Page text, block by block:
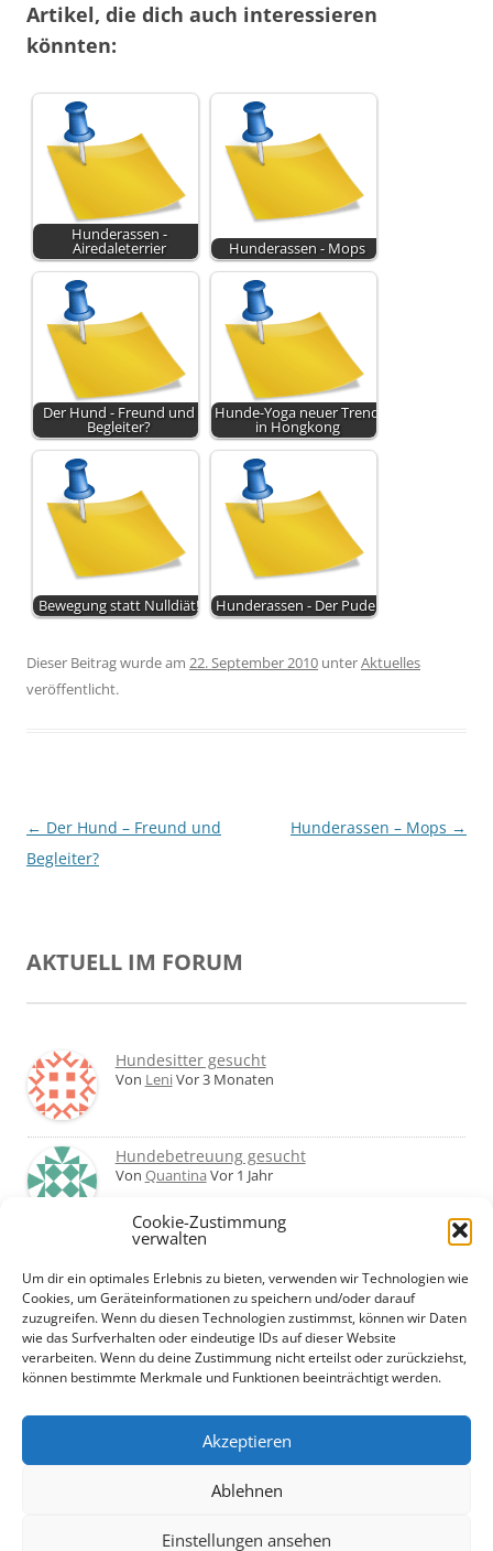
Cookie-Zustimmung
verwalten
Um dir ein optimales Erlebnis zu bieten, verwenden wir Technologien wie
Cookies, um Geräteinformationen zu speichern und/oder darauf
zuzugreifen. Wenn du diesen Technologien zustimmst, können wir Daten
wie das Surfverhalten oder eindeutige IDs auf dieser Website
verarbeiten. Wenn du deine Zustimmung nicht erteilst oder zurückziehst,
können bestimmte Merkmale und Funktionen beeinträchtigt werden.
Akzeptieren
Ablehnen
Einstellungen ansehen
Artikel, die dich auch interessieren
könnten:
Hunderassen -
Airedaleterrier Hunderassen - Mops
Der Hund - Freund und
Begleiter?
Hunde-Yoga neuer Trend
in Hongkong
Bewegung statt Nulldiät! Hunderassen - Der Pudel
Dieser Beitrag wurde am 22. September 2010 unterAktuelles
veröffentlicht.
Beitragsnavigation
← Der Hund – Freund und
Begleiter?
Hunderassen – Mops →
AKTUELL IM FORUM
Hundesitter gesucht
Von LeniVor 3 Monaten
Hundebetreuung gesucht
Von Quantina Vor 1 Jahr
Was haltet ihr von Hundetagesstätten?
Erfahrungen?
VonMartin Vor 2 Jahren
Urlaub mit Hund... Tipps für hundefreundliche
Unterkünfte?
VonBeateVor 2 Jahren